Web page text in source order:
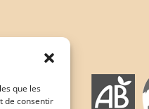
que les
de consentir